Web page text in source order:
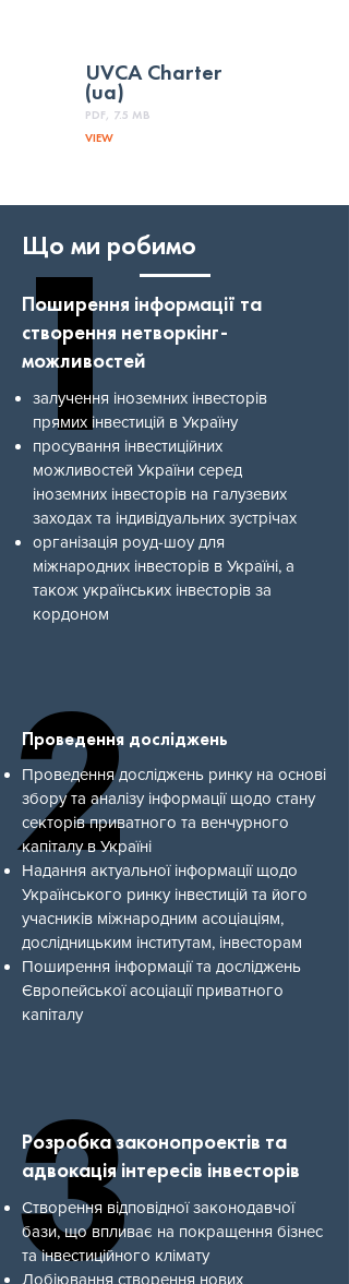
UVCA Charter
(ua)
PDF, 7.5 MB
VIEW
Що ми робимо
1
1
Поширення інформації та
створення нетворкінг-
можливостей
залучення іноземних інвесторів
прямих інвестицій в Україну
просування інвестиційних
можливостей України серед
іноземних інвесторів на галузевих
заходах та індивідуальних зустрічах
організація роуд-шоу для
міжнародних інвесторів в Україні, а
також українських інвесторів за
кордоном
2
2
Проведення досліджень
Проведення досліджень ринку на основі
збору та аналізу інформації щодо стану
секторів приватного та венчурного
капіталу в Україні
Надання актуальної інформації щодо
Українського ринку інвестицій та його
учасників міжнародним асоціаціям,
дослідницьким інститутам, інвесторам
Поширення інформації та досліджень
Європейської асоціації приватного
капіталу
3
3
Розробка законопроектів та
адвокація інтересів інвесторів
Створення відповідної законодавчої
бази, що впливає на покращення бізнес
та інвестиційного клімату
Лобіювання створення нових